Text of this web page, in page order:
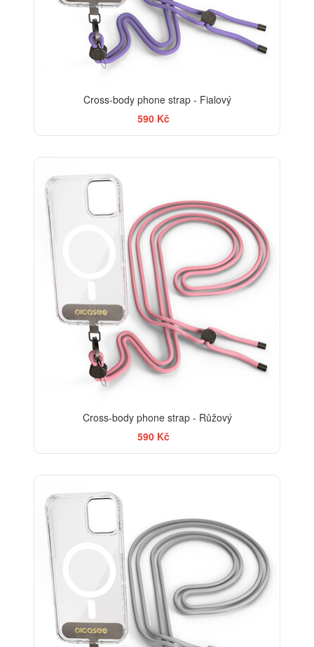
Cross-body phone strap - Fialový
590 Kč
Cross-body phone strap - Růžový
590 Kč